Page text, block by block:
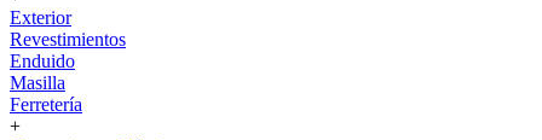
Exterior
Revestimientos
Enduido
Masilla
Ferretería
+